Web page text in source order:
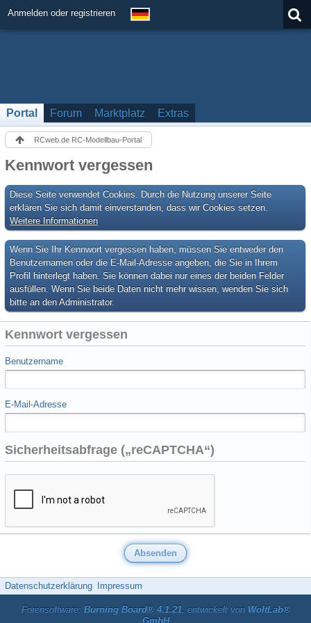
Anmelden oder registrieren
Portal Forum Marktplatz Extras
RCweb.de RC-Modellbau-Portal
Kennwort vergessen
Diese Seite verwendet Cookies. Durch die Nutzung unserer Seite
erklären Sie sich damit einverstanden, dass wir Cookies setzen.
Weitere Informationen
Wenn Sie Ihr Kennwort vergessen haben, müssen Sie entweder den
Benutzernamen oder die E-Mail-Adresse angeben, die Sie in Ihrem
Profil hinterlegt haben. Sie können dabei nur eines der beiden Felder
ausfüllen. Wenn Sie beide Daten nicht mehr wissen, wenden Sie sich
bitte an den Administrator.
Kennwort vergessen
Benutzername
E-Mail-Adresse
Sicherheitsabfrage („reCAPTCHA“)
Datenschutzerklärung Impressum
Forensoftware: Burning Board® 4.1.21, entwickelt von WoltLab®
GmbH